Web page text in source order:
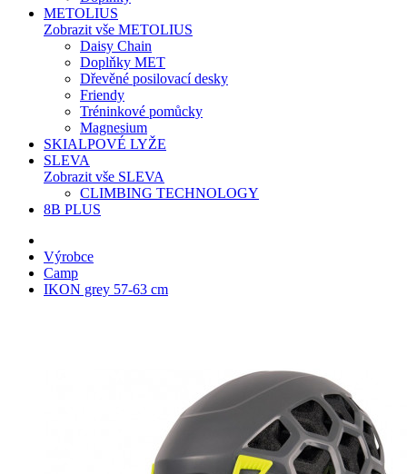
METOLIUS
Zobrazit vše METOLIUS
Daisy Chain
Doplňky MET
Dřevěné posilovací desky
Friendy
Tréninkové pomůcky
Magnesium
SKIALPOVÉ LYŽE
SLEVA
Zobrazit vše SLEVA
CLIMBING TECHNOLOGY
8B PLUS
Výrobce
Camp
IKON grey 57-63 cm